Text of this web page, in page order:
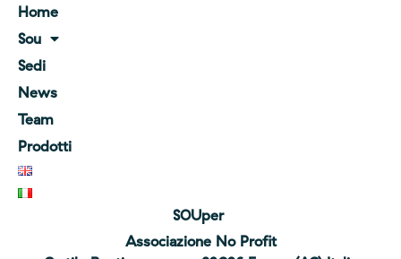
Home
Sou
Sedi
News
Team
Prodotti
SOUper
Associazione No Profit